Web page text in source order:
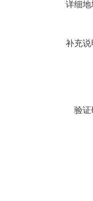
详细
补充
验